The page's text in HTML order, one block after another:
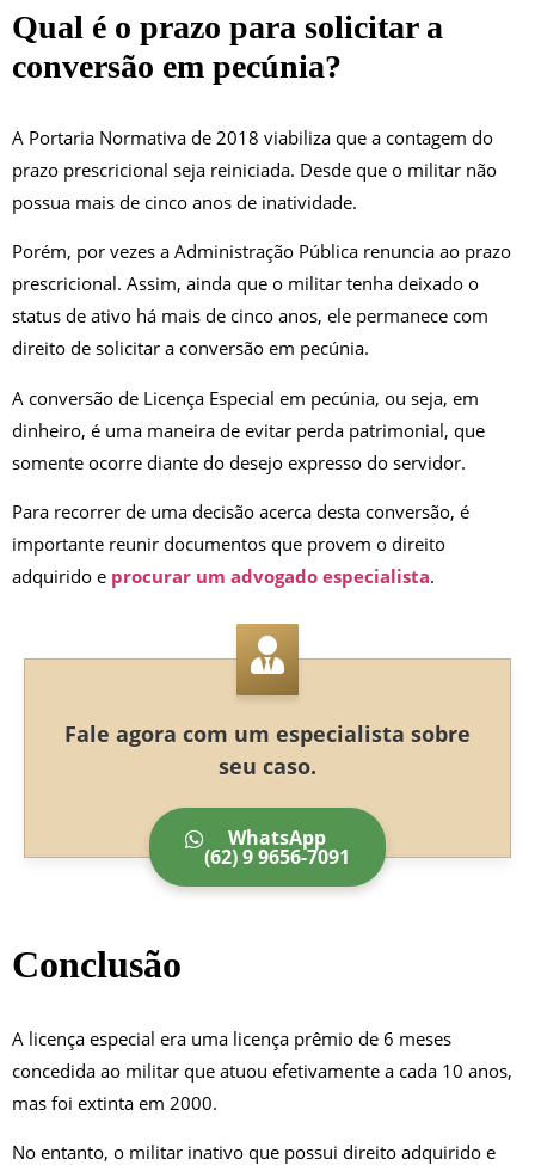
Qual é o prazo para solicitar a
conversão em pecúnia?
A Portaria Normativa de 2018 viabiliza que a contagem do
prazo prescricional seja reiniciada. Desde que o militar não
possua mais de cinco anos de inatividade.
Porém, por vezes a Administração Pública renuncia ao prazo
prescricional. Assim, ainda que o militar tenha deixado o
status de ativo há mais de cinco anos, ele permanece com
direito de solicitar a conversão em pecúnia.
A conversão de Licença Especial em pecúnia, ou seja, em
dinheiro, é uma maneira de evitar perda patrimonial, que
somente ocorre diante do desejo expresso do servidor.
Para recorrer de uma decisão acerca desta conversão, é
importante reunir documentos que provem o direito
adquirido e procurar um advogado especialista.
Fale agora com um especialista sobre
seu caso.
WhatsApp
(62) 9 9656-7091
Conclusão
A licença especial era uma licença prêmio de 6 meses
concedida ao militar que atuou efetivamente a cada 10 anos,
mas foi extinta em 2000.
No entanto, o militar inativo que possui direito adquirido e